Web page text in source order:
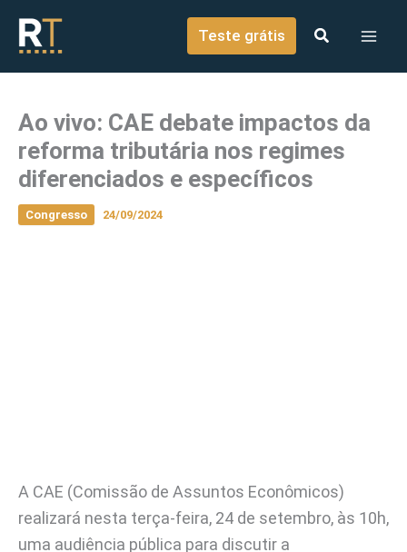
conteúdo
Teste grátis
Ao vivo: CAE debate impactos da
reforma tributária nos regimes
diferenciados e específicos
Congresso 24/09/2024
A CAE (Comissão de Assuntos Econômicos)
realizará nesta terça-feira, 24 de setembro, às 10h,
uma audiência pública para discutir a